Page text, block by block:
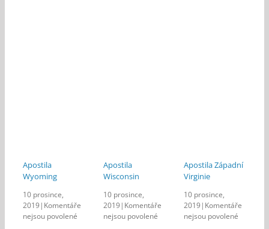
Apostila
Wyoming
10 prosince,
2019| Komentáře
nejsou povolenéu
Apostila
Wisconsin
10 prosince,
2019| Komentáře
nejsou povolenéu
Apostila Západní
Virginie
10 prosince,
2019| Komentáře
nejsou povolenéu